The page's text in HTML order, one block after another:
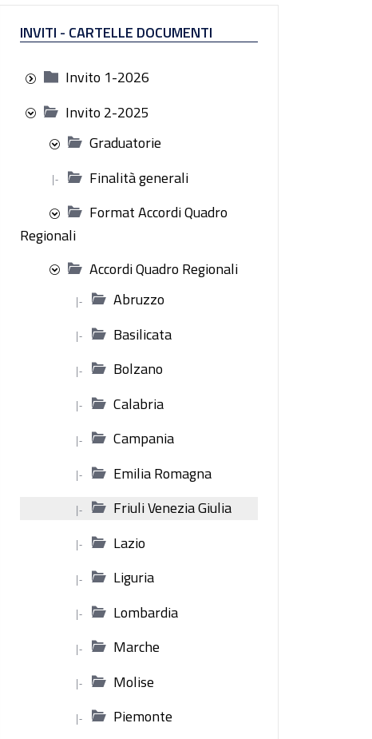
INVITI - CARTELLE DOCUMENTI
Invito 1-2026
Invito 2-2025
Graduatorie
|-
Finalità generali
Format Accordi Quadro
Regionali
Accordi Quadro Regionali
|- Abruzzo
|- Basilicata
|- Bolzano
|- Calabria
|- Campania
|- Emilia Romagna
|- Friuli Venezia Giulia
|- Lazio
|- Liguria
|- Lombardia
|- Marche
|- Molise
|- Piemonte